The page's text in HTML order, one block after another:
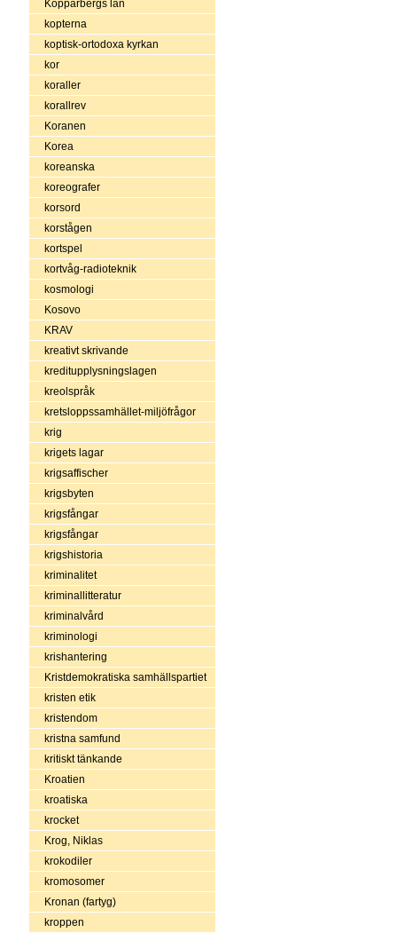
Kopparbergs län
kopterna
koptisk-ortodoxa kyrkan
kor
koraller
korallrev
Koranen
Korea
koreanska
koreografer
korsord
korstågen
kortspel
kortvåg-radioteknik
kosmologi
Kosovo
KRAV
kreativt skrivande
kreditupplysningslagen
kreolspråk
kretsloppssamhället-miljöfrågor
krig
krigets lagar
krigsaffischer
krigsbyten
krigsfångar
krigsfångar
krigshistoria
kriminalitet
kriminallitteratur
kriminalvård
kriminologi
krishantering
Kristdemokratiska samhällspartiet
kristen etik
kristendom
kristna samfund
kritiskt tänkande
Kroatien
kroatiska
krocket
Krog, Niklas
krokodiler
kromosomer
Kronan (fartyg)
kroppen